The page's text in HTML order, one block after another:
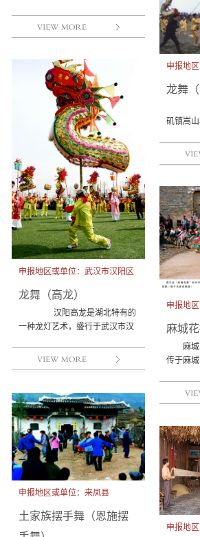
申报地
龙舞（
嵩山
矶镇嵩
申报地区或单位：武汉市汉阳区
龙舞（高龙）
汉阳高龙是湖北特有的
一种龙灯艺术，盛行于武汉市汉
部分地区。它起源于唐代...
申报地
麻城
麻城
传于麻
申报地区或单位：来凤县
土家族摆手舞（恩施摆
申报地